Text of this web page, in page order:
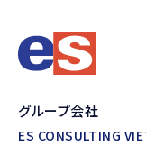
グループ会社
ES CONSULTING